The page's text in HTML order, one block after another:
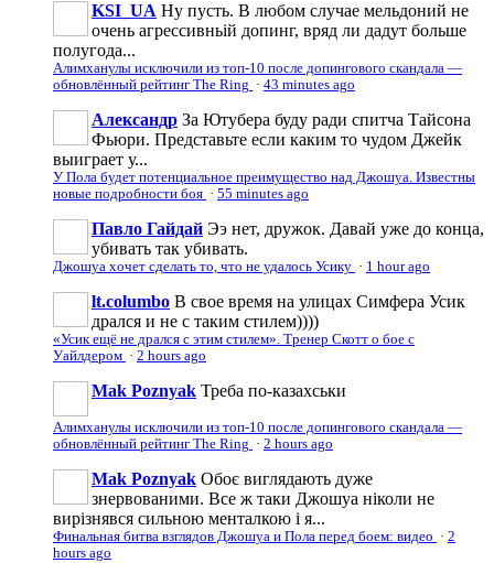
KSI_UA Ну пусть. В любом случае мельдоний не
очень агрессивньій допинг, вряд ли дадут больше
полугода...
Алимханулы исключили из топ-10 после допингового скандала —
обновлённый рейтинг The Ring · 43 minutes ago
Александр За Ютубера буду ради спитча Тайсона
Фьюри. Представьте если каким то чудом Джейк
выиграет у...
У Пола будет потенциальное преимущество над Джошуа. Известны
новые подробности боя · 55 minutes ago
Павло Гайдай Ээ нет, дружок. Давай уже до конца,
убивать так убивать.
Джошуа хочет сделать то, что не удалось Усику · 1 hour ago
lt.columbo В свое время на улицах Симфера Усик
дрался и не с таким стилем))))
«Усик ещё не дрался с этим стилем». Тренер Скотт о бое с
Уайлдером · 2 hours ago
Mak Poznyak Треба по-казахськи
Алимханулы исключили из топ-10 после допингового скандала —
обновлённый рейтинг The Ring · 2 hours ago
Mak Poznyak Обоє виглядають дуже
знервованими. Все ж таки Джошуа ніколи не
вирізнявся сильною менталкою і я...
Финальная битва взглядов Джошуа и Пола перед боем: видео · 2
hours ago